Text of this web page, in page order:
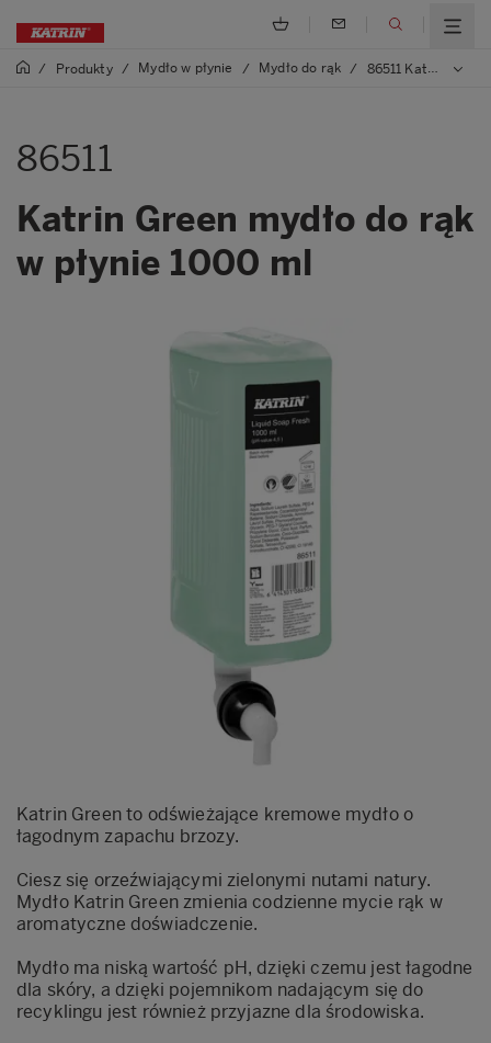
/ Produkty / Mydło w płynie / Mydło do rąk / 86511 Katrin Green mydło do rąk w płynie 1000 ml
86511
Katrin Green mydło do rąk
w płynie 1000 ml
Katrin Green to odświeżające kremowe mydło o
łagodnym zapachu brzozy.
Ciesz się orzeźwiającymi zielonymi nutami natury.
Mydło Katrin Green zmienia codzienne mycie rąk w
aromatyczne doświadczenie.
Mydło ma niską wartość pH, dzięki czemu jest łagodne
dla skóry, a dzięki pojemnikom nadającym się do
recyklingu jest również przyjazne dla środowiska.